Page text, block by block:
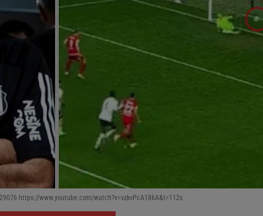
https://www.youtube.com/watch?v=vzkvPcA186A&t=112s